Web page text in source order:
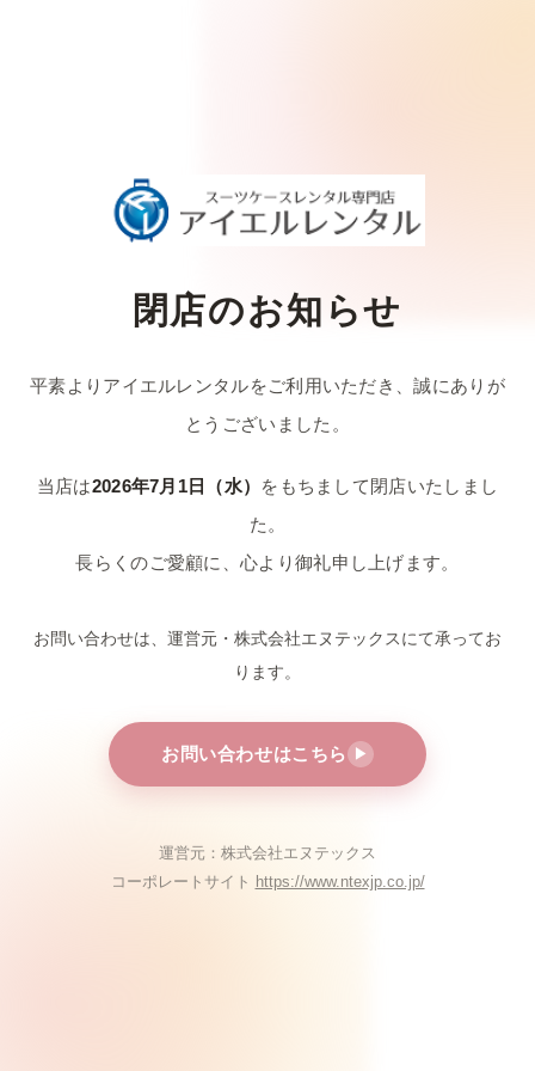
閉店のお知らせ
平素よりアイエルレンタルをご利用いただき、誠にありが
とうございました。
当店は2026年7月1日（水） をもちまして閉店いたしまし
た。
長らくのご愛顧に、心より御礼申し上げます。
お問い合わせは、運営元・株式会社エヌテックスにて承ってお
ります。
お問い合わせはこちら ▶
運営元：株式会社エヌテックス
コーポレートサイト https://www.ntexjp.co.jp/